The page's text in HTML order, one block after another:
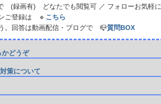
(録画有) どなたでも閲覧可 ／ フォローお気軽に
ご登録は 🔹 こちら
。回答は動画配信・ブログで 📪質問BOX
かどうぞ
策について